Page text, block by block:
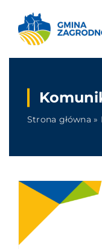
content
Strona główna »